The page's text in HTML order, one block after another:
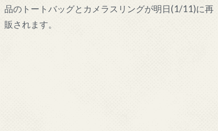
品のトートバッグとカメラスリングが明日(1/11)に再
販されます。